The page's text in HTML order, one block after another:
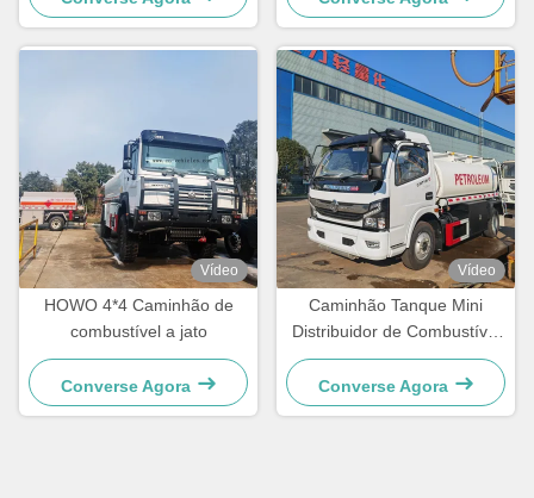
RHD
Vídeo
HOWO 4*4 Caminhão de
combustível a jato
Converse Agora
Vídeo
Caminhão Tanque Mini
Distribuidor de Combustível
Dongfeng Captain C RHD
Converse Agora